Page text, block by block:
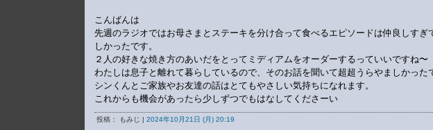
こんばんは
先週のラジオではお母さまとステーキを分け合って食べるエピソードは仲良しすぎ
しかったです。
２人の好きな焼き方のあいだをとってミディアムをオーダーするっていいですね〜
わたしは息子と離れて暮らしているので、そのお話を聞いて超超うらやましかった
シンくんとご家族やお友達の話はとてもやさしい気持ちになれます。
これからも機会があったら少しずつでもはなしてくださーい
投稿： もみじ | 2024年10月21日 (月) 20:19